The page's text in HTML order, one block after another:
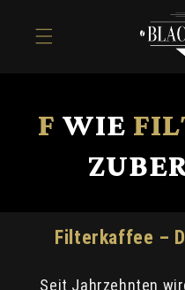
Inhalt
F WIE
Filterkaffee –
Seit Jahrzehnten